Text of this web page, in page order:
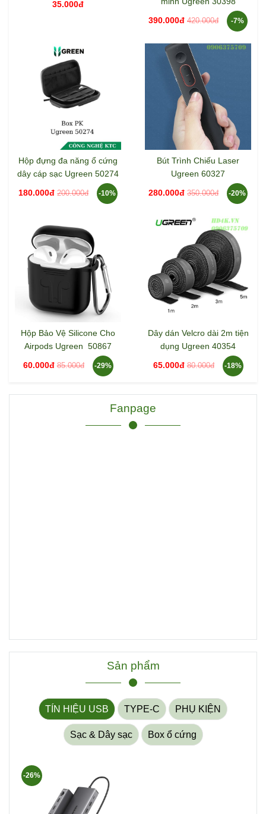
35.000đ
390.000đ 420.000đ -7%
Hộp đựng đa năng ổ cứng
dây cáp sạc Ugreen 50274
180.000đ 200.000đ -10%
Bút Trình Chiếu Laser
Ugreen 60327
280.000đ 350.000đ -20%
Hộp Bảo Vệ Silicone Cho
Airpods Ugreen 50867
60.000đ 85.000đ -29%
Dây dán Velcro dài 2m tiện
dụng Ugreen 40354
65.000đ 80.000đ -18%
Fanpage
Sản phẩm
TÍN HIỆU USB TYPE-C PHỤ KIỆN
Sạc & Dây sạc Box ổ cứng
-26%